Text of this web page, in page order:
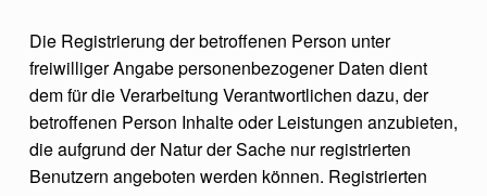
Die Registrierung der betroffenen Person unter
freiwilliger Angabe personenbezogener Daten dient
dem für die Verarbeitung Verantwortlichen dazu, der
betroffenen Person Inhalte oder Leistungen anzubieten,
die aufgrund der Natur der Sache nur registrierten
Benutzern angeboten werden können. Registrierten